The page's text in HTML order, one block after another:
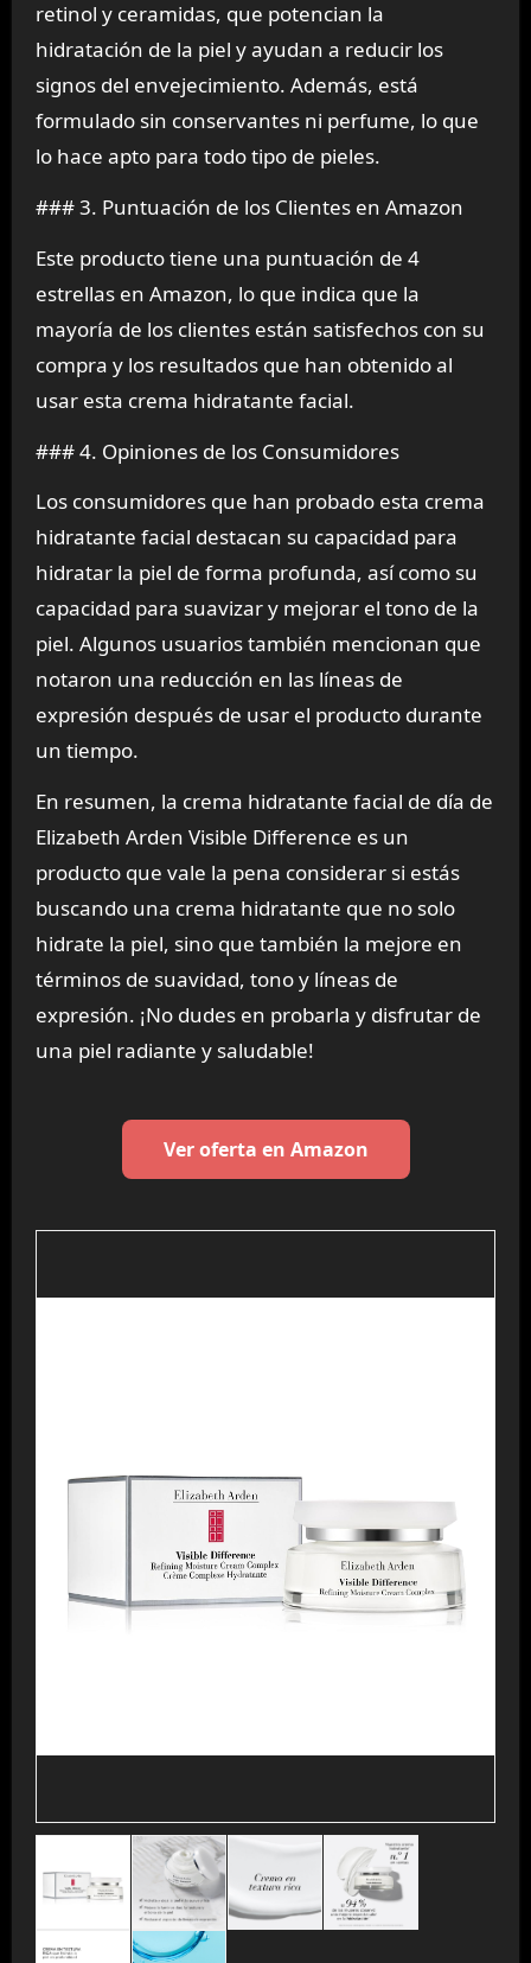
retinol y ceramidas, que potencian la
hidratación de la piel y ayudan a reducir los
signos del envejecimiento. Además, está
formulado sin conservantes ni perfume, lo que
lo hace apto para todo tipo de pieles.
### 3. Puntuación de los Clientes en Amazon
Este producto tiene una puntuación de 4
estrellas en Amazon, lo que indica que la
mayoría de los clientes están satisfechos con su
compra y los resultados que han obtenido al
usar esta crema hidratante facial.
### 4. Opiniones de los Consumidores
Los consumidores que han probado esta crema
hidratante facial destacan su capacidad para
hidratar la piel de forma profunda, así como su
capacidad para suavizar y mejorar el tono de la
piel. Algunos usuarios también mencionan que
notaron una reducción en las líneas de
expresión después de usar el producto durante
un tiempo.
En resumen, la crema hidratante facial de día de
Elizabeth Arden Visible Difference es un
producto que vale la pena considerar si estás
buscando una crema hidratante que no solo
hidrate la piel, sino que también la mejore en
términos de suavidad, tono y líneas de
expresión. ¡No dudes en probarla y disfrutar de
una piel radiante y saludable!
Ver oferta en Amazon